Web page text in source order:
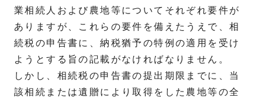
業相続人および農地等についてそれぞれ要件が
ありますが、これらの要件を備えたうえで、相
続税の申告書に、納税猶予の特例の適用を受け
ようとする旨の記載がなければなりません。
しかし、相続税の申告書の提出期限までに、当
該相続または遺贈により取得をした農地等の全